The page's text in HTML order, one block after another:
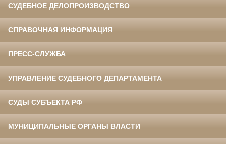
СУДЕБНОЕ ДЕЛОПРОИЗВОДСТВО
СПРАВОЧНАЯ ИНФОРМАЦИЯ
ПРЕСС-СЛУЖБА
УПРАВЛЕНИЕ СУДЕБНОГО ДЕПАРТАМЕНТА
СУДЫ СУБЪЕКТА РФ
МУНИЦИПАЛЬНЫЕ ОРГАНЫ ВЛАСТИ